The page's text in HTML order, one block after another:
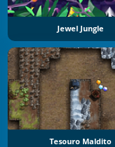
Jewel Jungle
Tesouro Maldito